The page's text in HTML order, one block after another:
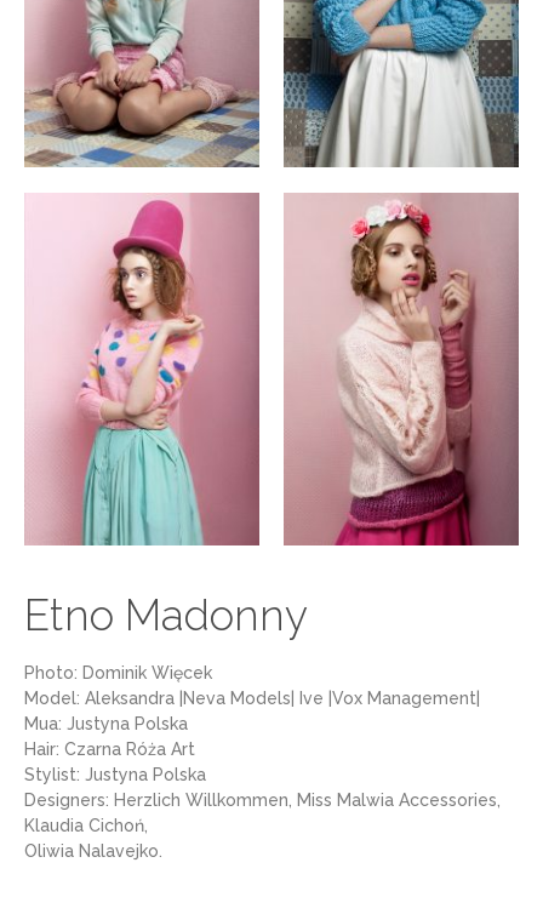
Etno Madonny
Photo: Dominik Więcek
Model: Aleksandra |Neva Models| Ive |Vox Management|
Mua: Justyna Polska
Hair: Czarna Róża Art
Stylist: Justyna Polska
Designers: Herzlich Willkommen, Miss Malwia Accessories,
Klaudia Cichoń,
Oliwia Nalavejko.